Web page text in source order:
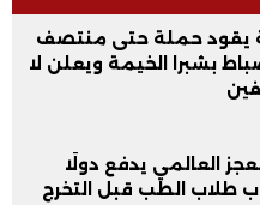
يقود حملة حتى منتصف
بشبرا الخيمة ويعلن لا
العالمي يدفع دولًا
طلاب الطب قبل التخرج